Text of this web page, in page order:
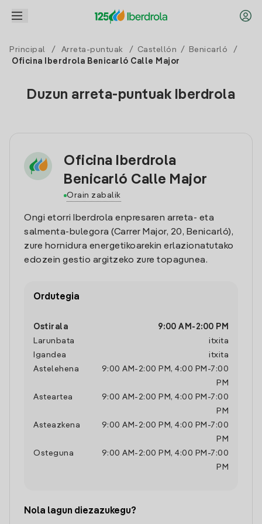
Principal / Arreta-puntuak / Castellón / Benicarló
/
Oficina Iberdrola Benicarló Calle Major
Duzun arreta-puntuak Iberdrola
Oficina Iberdrola
Benicarló Calle Major
Orain zabalik
Ongi etorri Iberdrola enpresaren arreta- eta
salmenta-bulegora (Carrer Major, 20, Benicarló),
zure hornidura energetikoarekin erlazionatutako
edozein gestio argitzeko zure topagunea.
Ordutegia
Ostirala 9:00 AM - 2:00 PM
Larunbata
itxita
Igandea
itxita
Astelehena
9:00 AM - 2:00 PM , 4:00 PM -7:00
PM
Asteartea
9:00 AM - 2:00 PM , 4:00 PM -7:00
PM
Asteazkena
9:00 AM - 2:00 PM , 4:00 PM -7:00
PM
Osteguna
9:00 AM - 2:00 PM , 4:00 PM -7:00
PM
Nola lagun diezazukegu?